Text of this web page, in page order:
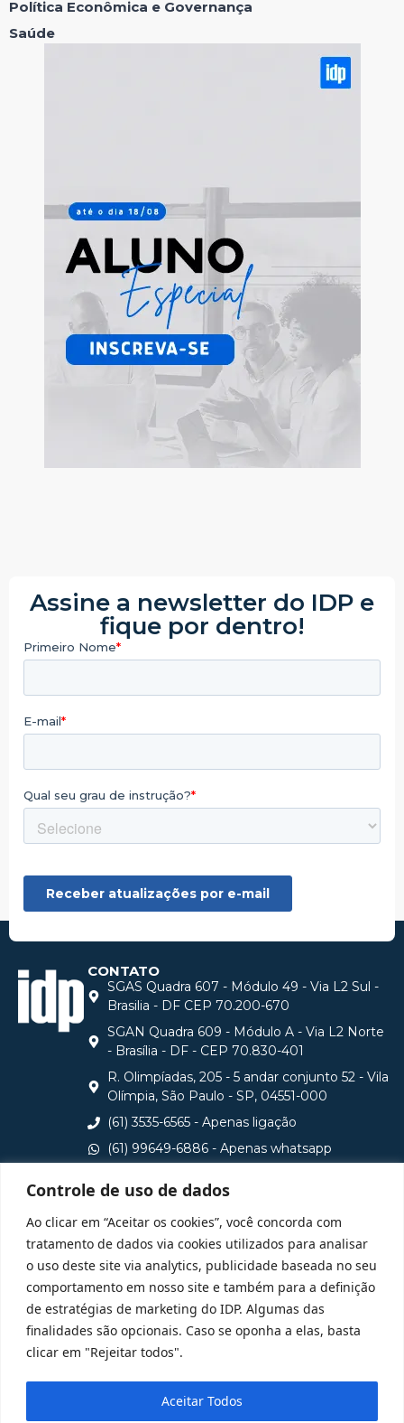
Controle de uso de dados
Ao clicar em “Aceitar os cookies”, você concorda com
tratamento de dados via cookies utilizados para analisar
o uso deste site via analytics, publicidade baseada no seu
comportamento em nosso site e também para a definição
de estratégias de marketing do IDP. Algumas das
finalidades são opcionais. Caso se oponha a elas, basta
clicar em "Rejeitar todos".
Aceitar Todos
Política Econômica e Governança
Saúde
Assine a newsletter do IDP e
fique por dentro!
CONTATO
SGAS Quadra 607 - Módulo 49 - Via L2 Sul -
Brasilia - DF CEP 70.200-670
SGAN Quadra 609 - Módulo A - Via L2 Norte
- Brasília - DF - CEP 70.830-401
R. Olimpíadas, 205 - 5 andar conjunto 52 - Vila
Olímpia, São Paulo - SP, 04551-000
(61) 3535-6565 - Apenas ligação
(61) 99649-6886 - Apenas whatsapp
Consulte aqui o cadastro da Instituição no Sistema e-
MEC